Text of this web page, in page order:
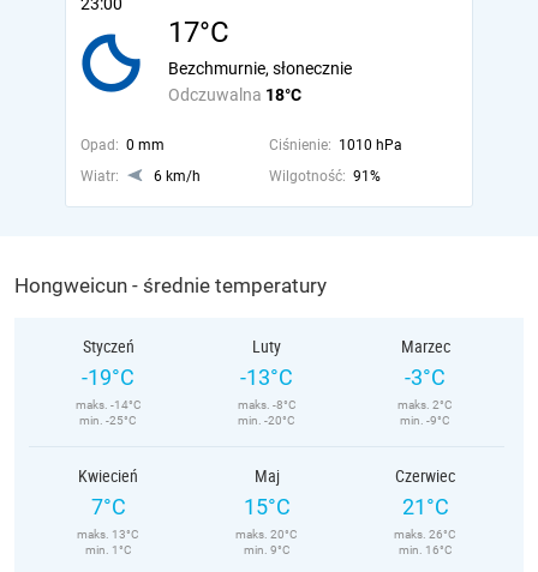
17°C
Odczuwalna 18°C
Bezchmurnie, słonecznie
Opad: 0 mm Ciśnienie: 1010 hPa
Wiatr:
6 km/h Wilgotność: 91%
Hongweicun - średnie temperatury
Styczeń
-19°C
maks. -14°C
min. -25°C
Luty
-13°C
maks. -8°C
min. -20°C
Marzec
-3°C
maks. 2°C
min. -9°C
Kwiecień
7°C
maks. 13°C
min. 1°C
Maj
15°C
maks. 20°C
min. 9°C
Czerwiec
21°C
maks. 26°C
min. 16°C